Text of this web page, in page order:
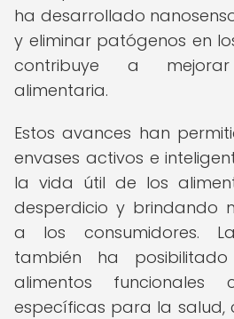
ha desarrollado
y eliminar patógenos en
contribuye a
alimentaria.
Estos avances han
envases activos e
la vida útil de los
desperdicio y brindando
a los consumidores.
también ha
alimentos funcionales
específicas para la salud,